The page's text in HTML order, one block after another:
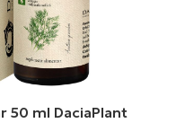
50 ml DaciaPlant